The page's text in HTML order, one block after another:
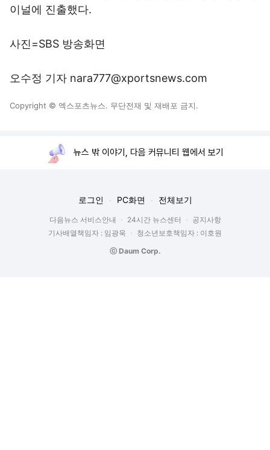
이널에 진출했다.
사진=SBS 방송화면
오수정 기자 nara777@xportsnews.com
Copyright © 엑스포츠뉴스. 무단전재 및 재배포 금지.
뉴스 밖 이야기, 다음 커뮤니티 웹에서 보기
로그인 PC화면 전체보기
다음뉴스 서비스안내 24시간 뉴스센터
공지사항
기사배열책임자 : 임광욱
청소년보호책임자 : 이호원
ⓒ Daum Corp.